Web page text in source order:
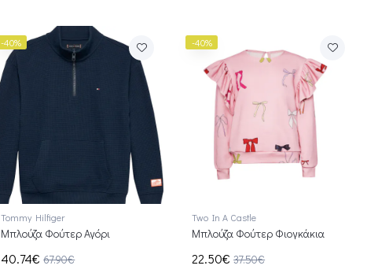
-40%
Tommy Hilfiger
Μπλούζα Φούτερ Αγόρι
40.74€ 67.90€
-40%
Two In A Castle
Μπλούζα Φούτερ Φιογκάκια
22.50€ 37.50€